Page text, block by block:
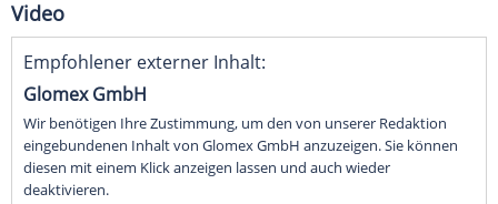
Video
Empfohlener externer Inhalt:
Glomex GmbH
Wir benötigen Ihre Zustimmung, um den von unserer Redaktion
eingebundenen Inhalt von Glomex GmbH anzuzeigen. Sie können
diesen mit einem Klick anzeigen lassen und auch wieder
deaktivieren.